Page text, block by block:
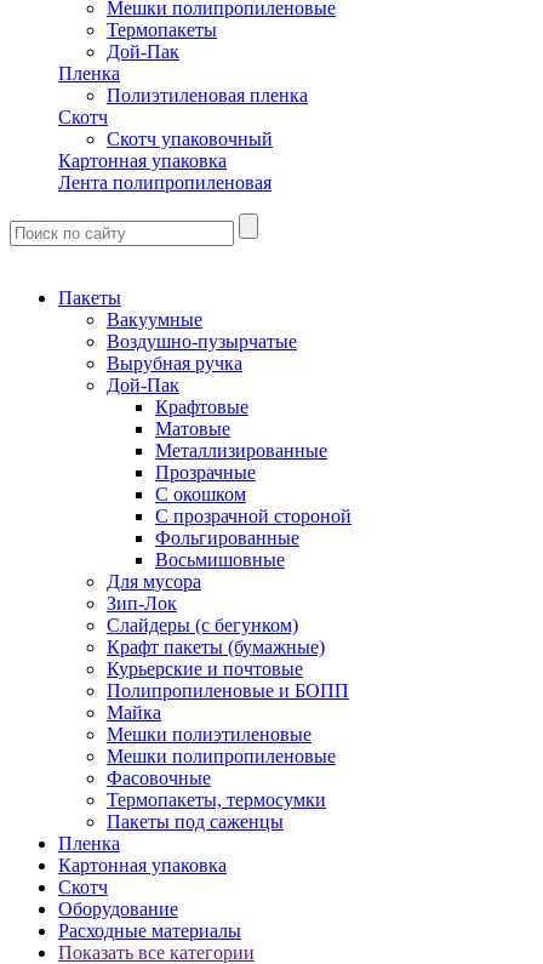
Мешки полипропиленовые
Термопакеты
Дой-Пак
Пленка
Полиэтиленовая пленка
Скотч
Скотч упаковочный
Картонная упаковка
Лента полипропиленовая
Пакеты
Вакуумные
Воздушно-пузырчатые
Вырубная ручка
Дой-Пак
Крафтовые
Матовые
Металлизированные
Прозрачные
С окошком
С прозрачной стороной
Фольгированные
Восьмишовные
Для мусора
Зип-Лок
Слайдеры (с бегунком)
Крафт пакеты (бумажные)
Курьерские и почтовые
Полипропиленовые и БОПП
Майка
Мешки полиэтиленовые
Мешки полипропиленовые
Фасовочные
Термопакеты, термосумки
Пакеты под саженцы
Пленка
Картонная упаковка
Скотч
Оборудование
Расходные материалы
Показать все категории